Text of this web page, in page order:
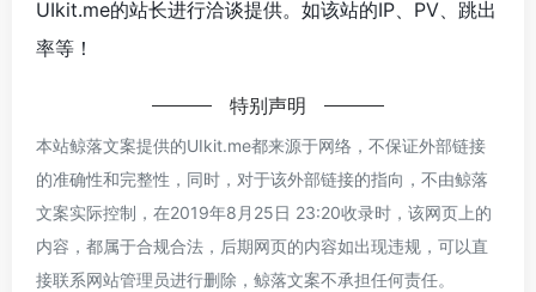
UIkit.me的站长进行洽谈提供。如该站的IP、PV、跳出
率等！
特别声明
本站鲸落文案提供的UIkit.me都来源于网络，不保证外部链接
的准确性和完整性，同时，对于该外部链接的指向，不由鲸落
文案实际控制，在2019年8月25日 23:20收录时，该网页上的
内容，都属于合规合法，后期网页的内容如出现违规，可以直
接联系网站管理员进行删除，鲸落文案不承担任何责任。